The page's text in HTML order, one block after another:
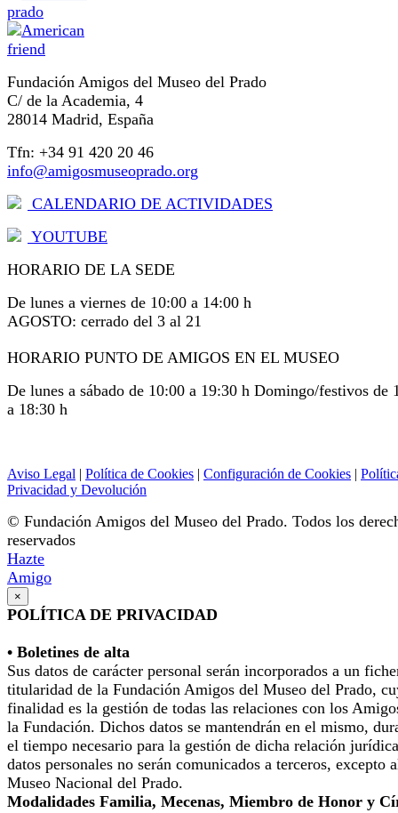
Fundación Amigos del Museo del Prado
C/ de la Academia, 4
28014 Madrid, España
Tfn: +34 91 420 20 46
info@amigosmuseoprado.org
CALENDARIO DE ACTIVIDADES
YOUTUBE
HORARIO DE LA SEDE
De lunes a viernes de 10:00 a 14:00 h
AGOSTO: cerrado del 3 al 21
HORARIO PUNTO DE AMIGOS EN EL MUSEO
De lunes a sábado de 10:00 a 19:30 h Domingo/festivos de
a 18:30 h
Aviso Legal | Política de Cookies | Configuración de Cookies |
Privacidad y Devolución
© Fundación Amigos del Museo del Prado. Todos los
reservados
Hazte
Amigo
×
POLÍTICA DE PRIVACIDAD
• Boletines de alta
Sus datos de carácter personal serán incorporados a un
titularidad de la Fundación Amigos del Museo del Prado,
finalidad es la gestión de todas las relaciones con los
la Fundación. Dichos datos se mantendrán en el mismo,
el tiempo necesario para la gestión de dicha relación
datos personales no serán comunicados a terceros, excepto
Museo Nacional del Prado.
Modalidades Familia, Mecenas, Miembro de Honor y